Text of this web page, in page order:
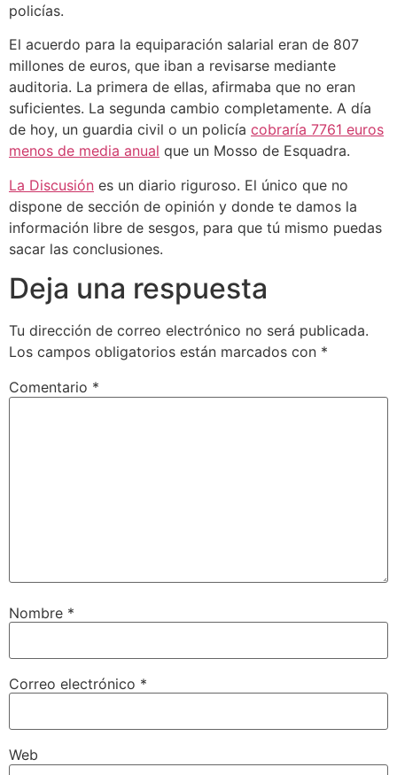
policías.
El acuerdo para la equiparación salarial eran de 807
millones de euros, que iban a revisarse mediante
auditoria. La primera de ellas, afirmaba que no eran
suficientes. La segunda cambio completamente. A día
de hoy, un guardia civil o un policía cobraría 7761 euros
menos de media anual que un Mosso de Esquadra.
La Discusión es un diario riguroso. El único que no
dispone de sección de opinión y donde te damos la
información libre de sesgos, para que tú mismo puedas
sacar las conclusiones.
Deja una respuesta
Tu dirección de correo electrónico no será publicada.
Los campos obligatorios están marcados con *
Comentario *
Nombre *
Correo electrónico *
Web